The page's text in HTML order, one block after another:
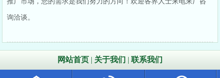
询洽谈。
网站首页 | 关于我们 | 联系我们